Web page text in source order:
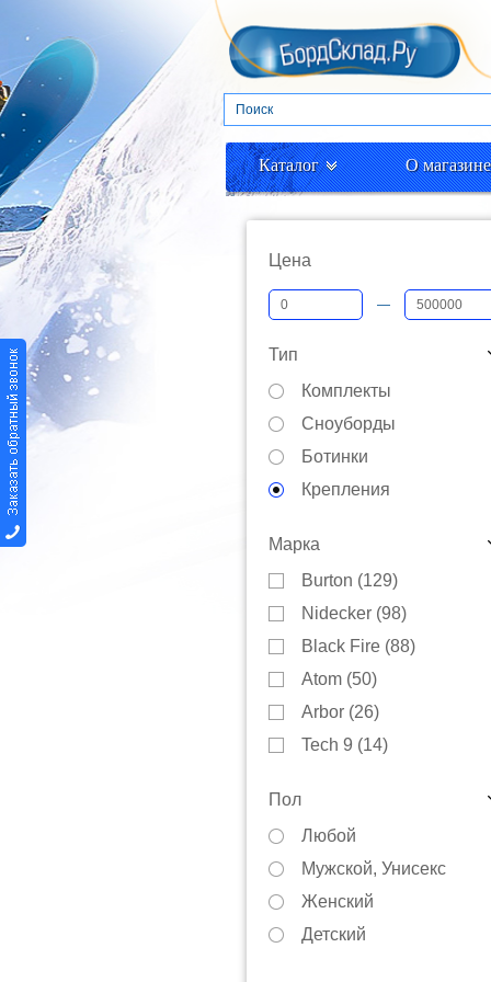
Каталог О магазине
Цена
—
Тип
Комплекты
Сноуборды
Ботинки
Крепления
Варежки
Защита
Инструменты
Куртки
Коньки
Маски
Носки
Смазки
Чехлы
Марка
Burton (129)
Nidecker (98)
Black Fire (88)
Atom (50)
Arbor (26)
Tech 9 (14)
FTwo (
Jones (12 )
Terror (8)
Now (8)
Пол
Любой
Мужской, Унисекс
Женский
Детский